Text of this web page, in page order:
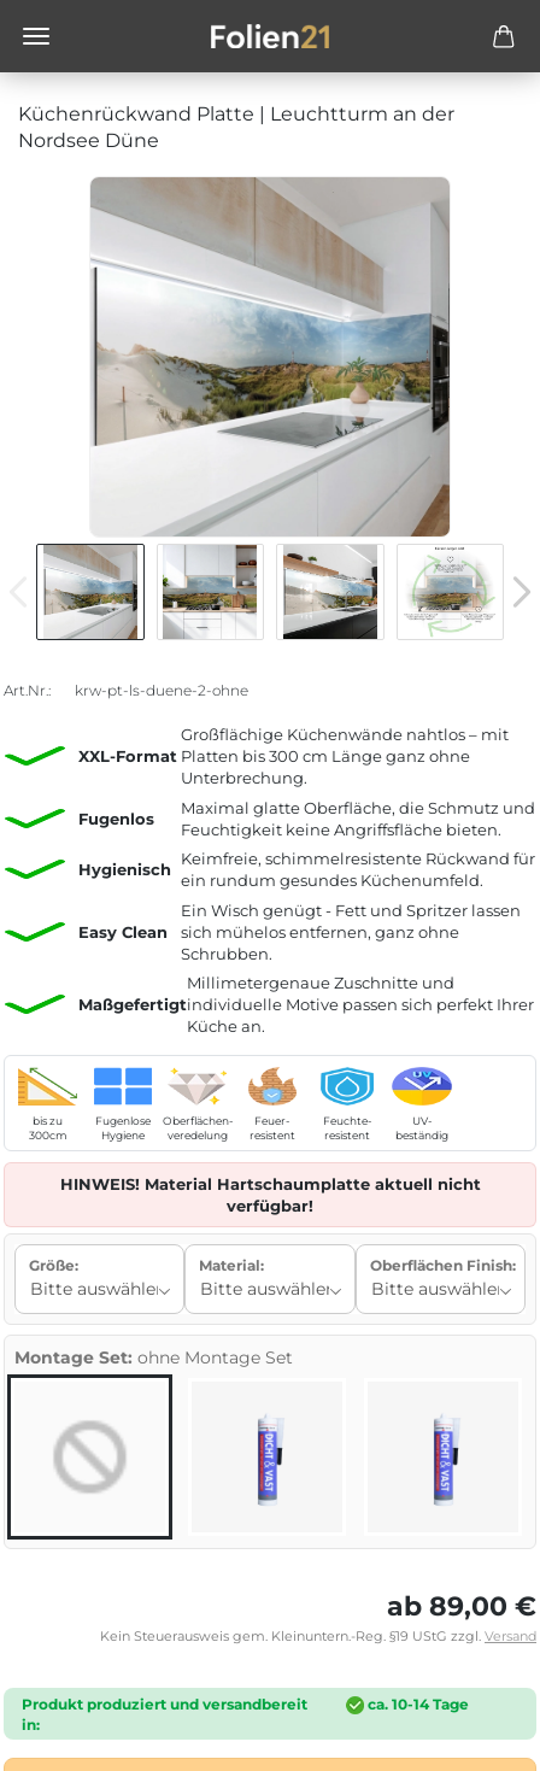
Küchenrückwand Platte | Leuchtturm an der
Nordsee Düne
Art.Nr.: krw-pt-ls-duene-2-ohne
XXL-Format
Großflächige Küchenwände nahtlos – mit
Platten bis 300 cm Länge ganz ohne
Unterbrechung.
Fugenlos
Maximal glatte Oberfläche, die Schmutz und
Feuchtigkeit keine Angriffsfläche bieten.
Hygienisch
Keimfreie, schimmelresistente Rückwand für
ein rundum gesundes Küchenumfeld.
Easy Clean
Ein Wisch genügt - Fett und Spritzer lassen
sich mühelos entfernen, ganz ohne
Schrubben.
Maßgefertigt
Millimetergenaue Zuschnitte und
individuelle Motive passen sich perfekt Ihrer
Küche an.
bis zu
300cm
Fugenlose
Hygiene
Oberflächen-
veredelung
Feuer-
resistent
Feuchte-
resistent
UV-
beständig
HINWEIS! Material Hartschaumplatte aktuell nicht
verfügbar!
Größe: Material: Oberflächen Finish:
Montage Set: ohne Montage Set
ab 89,00 €
Kein Steuerausweis gem. Kleinuntern.-Reg. §19 UStG zzgl. Versand
Produkt produziert und versandbereit
in:
ca. 10-14 Tage